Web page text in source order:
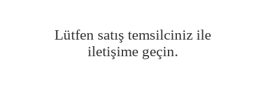
Lütfen satış temsilciniz ile
iletişime geçin.